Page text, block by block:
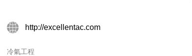
http://excellentac.com
冷氣工程